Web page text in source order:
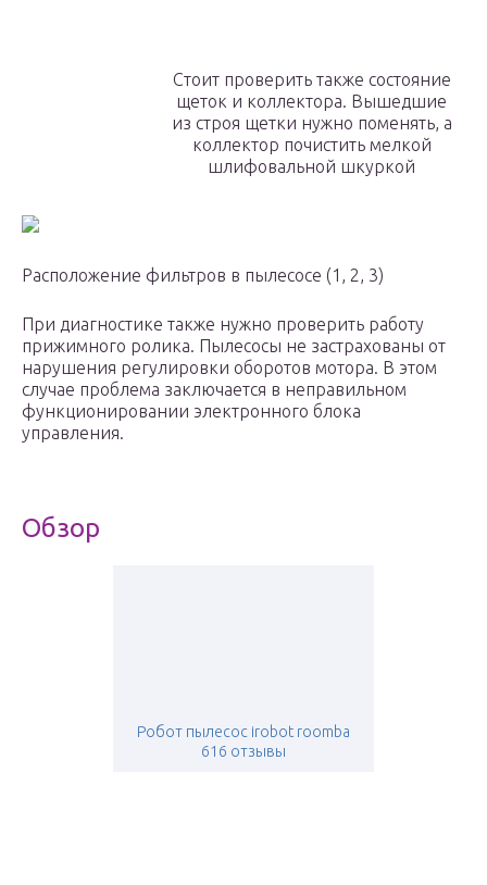
Стоит проверить также состояние
щеток и коллектора. Вышедшие
из строя щетки нужно поменять, а
коллектор почистить мелкой
шлифовальной шкуркой
Расположение фильтров в пылесосе (1, 2, 3)
При диагностике также нужно проверить работу
прижимного ролика. Пылесосы не застрахованы от
нарушения регулировки оборотов мотора. В этом
случае проблема заключается в неправильном
функционировании электронного блока
управления.
Обзор
Робот пылесос irobot roomba
616 отзывы